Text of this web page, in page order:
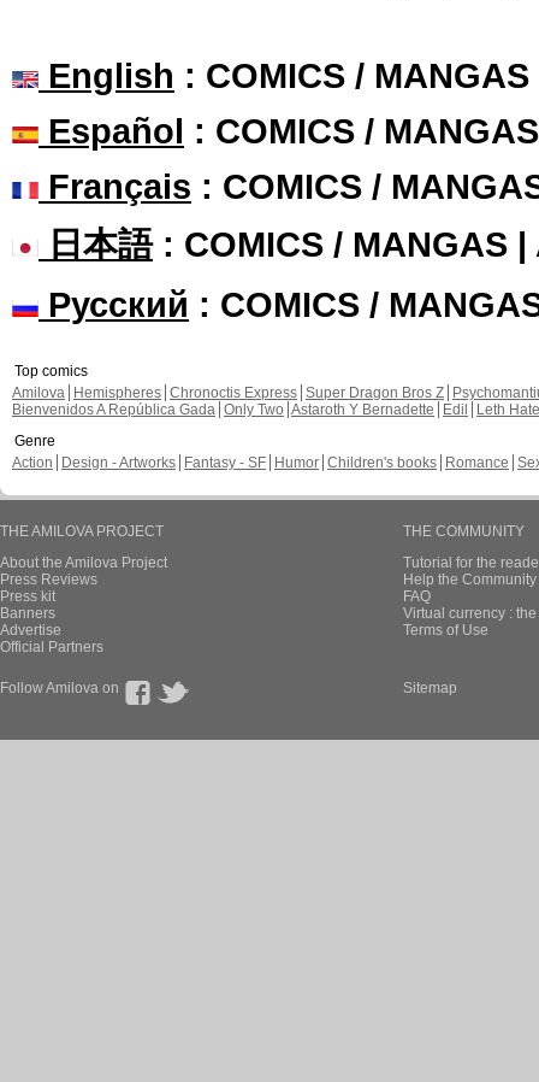
English : COMICS /
Español : COMICS /
Français : COMICS /
日本語: COMICS / MANGAS |
Русский : COMICS /
Top comics
Amilova
Hemispheres Chronoctis Express Super Dragon Bros Z
Bienvenidos A República Gada Only Two Astaroth Y Bernadette Edil
Leth Hate
Genre
Action
Design - Artworks Fantasy - SF Humor Children's books Romance
THE AMILOVA PROJECT
About the Amilova Project
Press Reviews
Press kit
Banners
Advertise
Official Partners
THE COMMUNITY
Tutorial for the
Help the
FAQ
Virtual currency :
Terms of Use
Follow Amilova on Sitemap